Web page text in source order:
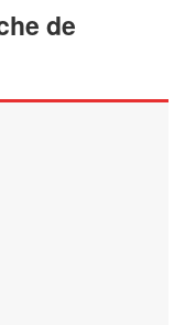
de